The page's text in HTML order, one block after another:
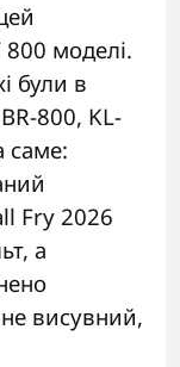
800 моделі.
були в
800, KL-
саме:
Fry 2026
а
висувний,